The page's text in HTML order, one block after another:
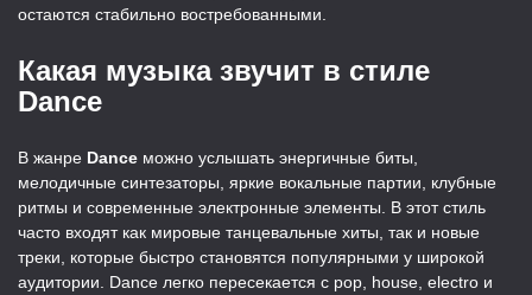
остаются стабильно востребованными.
Какая музыка звучит в стиле
Dance
В жанре Dance можно услышать энергичные биты,
мелодичные синтезаторы, яркие вокальные партии, клубные
ритмы и современные электронные элементы. В этот стиль
часто входят как мировые танцевальные хиты, так и новые
треки, которые быстро становятся популярными у широкой
аудитории. Dance легко пересекается с pop, house, electro и